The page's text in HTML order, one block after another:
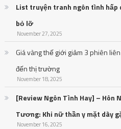
List truyện tranh ngôn tình hấp
bỏ lỡ
November 27, 2025
Giá vàng thế giới giảm 3 phiên
đến thị trường
November 18, 2025
[Review Ngôn Tình Hay] – Hôn
Tương: Khi nữ thần y mặt dày
November 16, 2025